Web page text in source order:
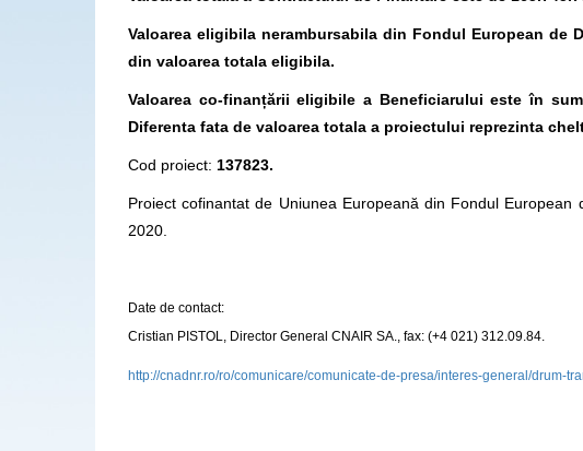
Valoarea eligibila nerambursabila din Fondul European de
din valoarea totala eligibila.
Valoarea co-finanțării eligibile a Beneficiarului este în
Diferenta fata de valoarea totala a proiectului reprezinta
Cod proiect: 137823.
Proiect cofinantat de Uniunea Europeană din Fondul
2020.
Date de contact:
Cristian PISTOL, Director General CNAIR SA., fax: (+4 021) 312.09.84.
http://cnadnr.ro/ro/comunicare/comunicate-de-presa/interes-general/drum-